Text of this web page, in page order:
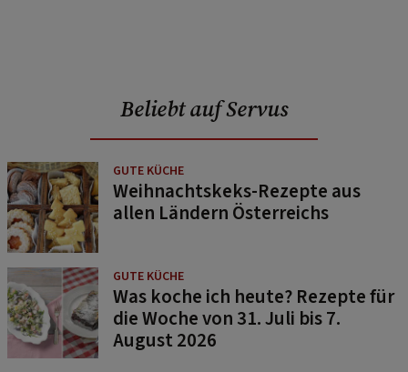
Beliebt auf Servus
GUTE KÜCHE
Weihnachtskeks-Rezepte aus
allen Ländern Österreichs
GUTE KÜCHE
Was koche ich heute? Rezepte für
die Woche von 31. Juli bis 7.
August 2026